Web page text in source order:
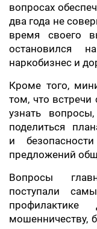
вопросах
два года не
время своего
остановился
наркобизнес и
Кроме того,
том, что
узнать
поделиться
и
предложений
Вопросы
поступали
мошенничеству,